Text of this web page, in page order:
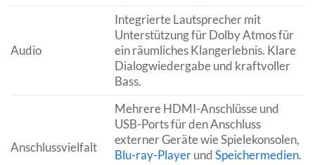
Audio
Integrierte Lautsprecher mit
Unterstützung für Dolby Atmos für
ein räumliches Klangerlebnis. Klare
Dialogwiedergabe und kraftvoller
Bass.
Anschlussvielfalt
Mehrere HDMI-Anschlüsse und
USB-Ports für den Anschluss
externer Geräte wie Spielekonsolen,
Blu-ray-PlayerundSpeichermedien.